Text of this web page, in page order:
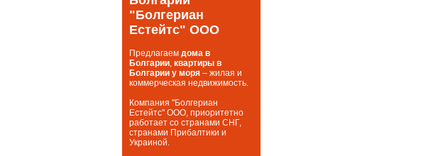
"Болгериан
Естейтс" ООО
Предлагаем дома в
Болгарии, квартиры в
Болгарии у моря – жилая и
коммерческая недвижимость.
Компания "Болгериан
Естейтс" ООО, приоритетно
работает со странами СНГ,
странами Прибалтики и
Украиной.